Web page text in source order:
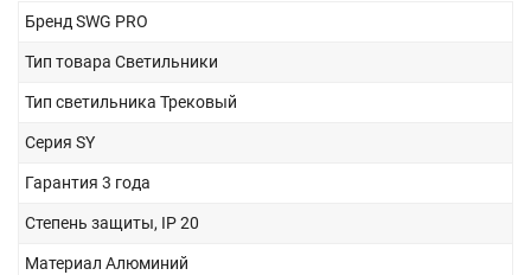
БрендSWG PRO
Тип товара Светильники
Тип светильника Трековый
Серия SY
Гарантия 3 года
Степень защиты, IP20
Материал Алюминий